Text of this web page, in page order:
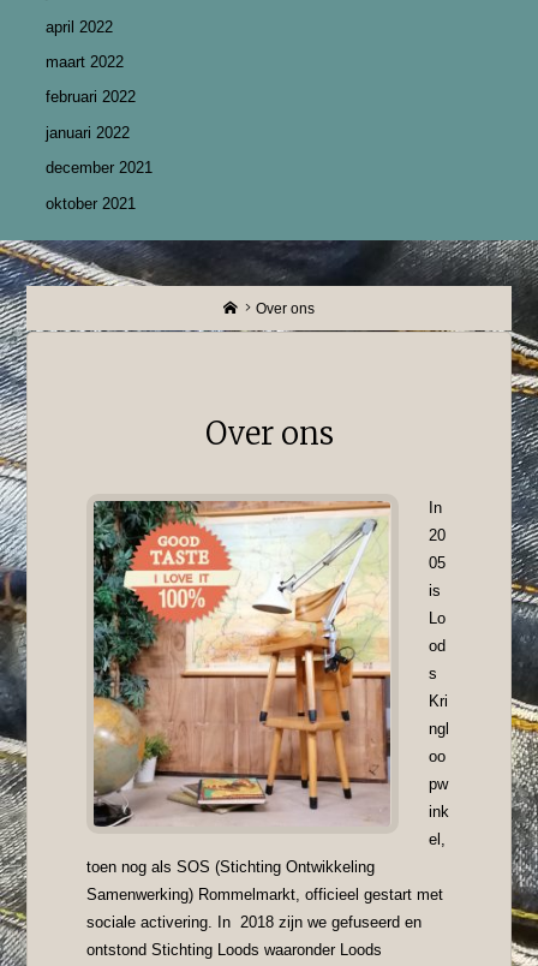
april 2022
maart 2022
februari 2022
januari 2022
december 2021
oktober 2021
HomeOver ons
Over ons
In
20
05
is
Lo
od
s
Kri
ngl
oo
pw
ink
el,
toen nog als SOS (Stichting Ontwikkeling
Samenwerking) Rommelmarkt, officieel gestart met
sociale activering. In 2018 zijn we gefuseerd en
ontstond Stichting Loods waaronder Loods